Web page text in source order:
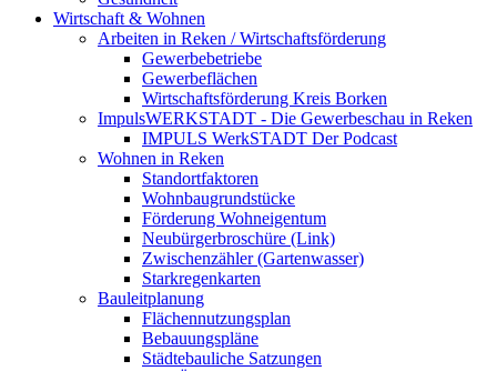
Wirtschaft & Wohnen
Arbeiten in Reken / Wirtschaftsförderung
Gewerbebetriebe
Gewerbeflächen
Wirtschaftsförderung Kreis Borken
ImpulsWERKSTADT - Die Gewerbeschau in Reken
IMPULS WerkSTADT Der Podcast
Wohnen in Reken
Standortfaktoren
Wohnbaugrundstücke
Förderung Wohneigentum
Neubürgerbroschüre (Link)
Zwischenzähler (Gartenwasser)
Starkregenkarten
Bauleitplanung
Flächennutzungsplan
Bebauungspläne
Städtebauliche Satzungen